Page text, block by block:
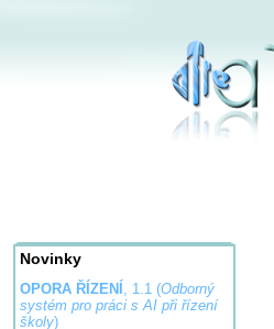
Novinky
OPORA ŘÍZENÍ , 1.1 (Odborný
systém pro práci s AI při řízení
školy)